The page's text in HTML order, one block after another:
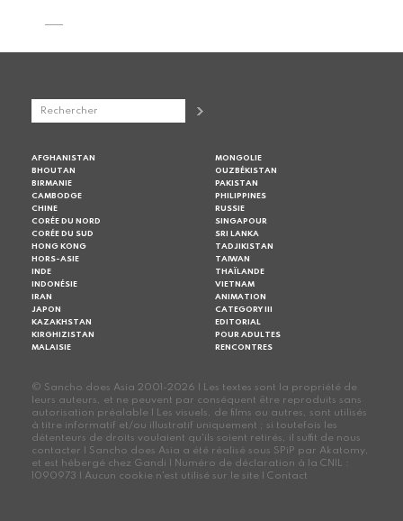
AFGHANISTAN
BHOUTAN
BIRMANIE
CAMBODGE
CHINE
CORÉE DU NORD
CORÉE DU SUD
HONG KONG
HORS-ASIE
INDE
INDONÉSIE
IRAN
JAPON
KAZAKHSTAN
KIRGHIZISTAN
MALAISIE
MONGOLIE
OUZBÉKISTAN
PAKISTAN
PHILIPPINES
RUSSIE
SINGAPOUR
SRI LANKA
TADJIKISTAN
TAIWAN
THAÏLANDE
VIETNAM
ANIMATION
CATEGORY III
EDITORIAL
POUR ADULTES
RENCONTRES
© Sancho does Asia 2001-2026 | Les textes sont la propriété de
leurs auteurs, et ne peuvent par conséquent être reproduits sans
autorisation préalable | Les visuels, de films ou autres, sont utilisés
à titre informatif et/ou illustratif uniquement ; si toutefois les
détenteurs de droits voulaient qu'ils soient retirés, il suffit de nous
contacter | Sancho does Asia a été réalisé sous SPiP par Akatomy,
et est hébergé chez Gandi | Numéro de déclaration à la CNIL :
1090973 | Aucun cookie n'est utilisé sur le site | Contact